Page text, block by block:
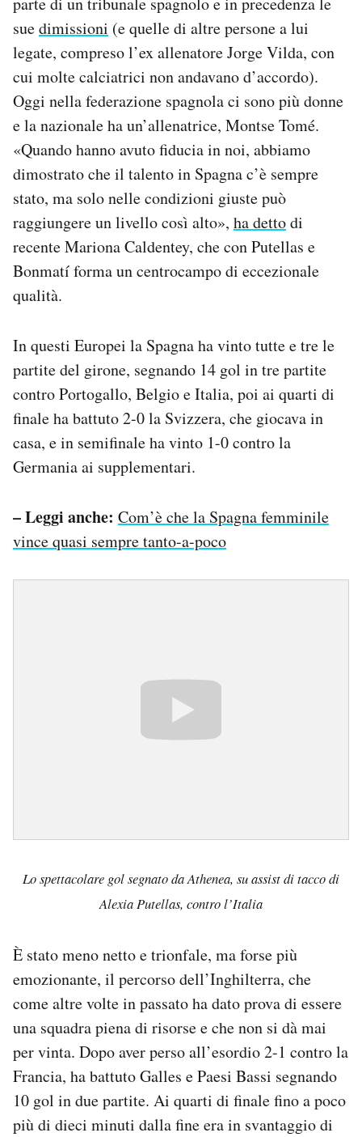
suedimissioni (e quelle di altre persone a lui
legate, compreso l’ex allenatore Jorge Vilda, con
cui molte calciatrici non andavano d’accordo).
Oggi nella federazione spagnola ci sono più donne
e la nazionale ha un’allenatrice, Montse Tomé.
«Quando hanno avuto fiducia in noi, abbiamo
dimostrato che il talento in Spagna c’è sempre
stato, ma solo nelle condizioni giuste può
raggiungere un livello così alto», ha dettodi
recente Mariona Caldentey, che con Putellas e
Bonmatí forma un centrocampo di eccezionale
qualità.
In questi Europei la Spagna ha vinto tutte e tre le
partite del girone, segnando 14 gol in tre partite
contro Portogallo, Belgio e Italia, poi ai quarti di
finale ha battuto 2-0 la Svizzera, che giocava in
casa, e in semifinale ha vinto 1-0 contro la
Germania ai supplementari.
– Leggi anche: Com’è che la Spagna femminile
vince quasi sempre tanto-a-poco
Lo spettacolare gol segnato da Athenea, su assist di tacco di
Alexia Putellas, contro l’Italia
È stato meno netto e trionfale, ma forse più
emozionante, il percorso dell’Inghilterra, che
come altre volte in passato ha dato prova di essere
una squadra piena di risorse e che non si dà mai
per vinta. Dopo aver perso all’esordio 2-1 contro la
Francia, ha battuto Galles e Paesi Bassi segnando
10 gol in due partite. Ai quarti di finale fino a poco
più di dieci minuti dalla fine era in svantaggio di